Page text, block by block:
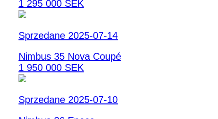
1 295 000 SEK
Sprzedane 2025-07-14
Nimbus 35 Nova Coupé
1 950 000 SEK
Sprzedane 2025-07-10